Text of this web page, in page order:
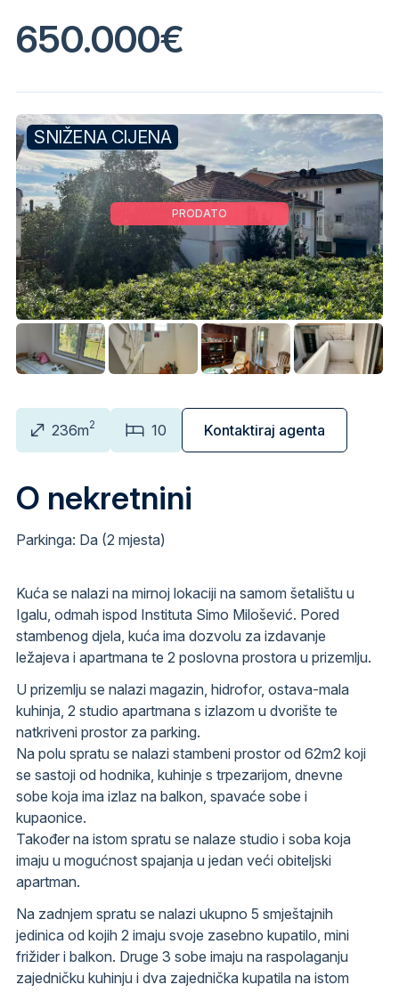
SNIŽENA CIJENA
PRODATO
650.000€
236m2 10 Kontaktiraj agenta
O nekretnini
Parkinga: Da (2 mjesta)
Kuća se nalazi na mirnoj lokaciji na samom šetalištu u
Igalu, odmah ispod Instituta Simo Milošević. Pored
stambenog djela, kuća ima dozvolu za izdavanje
ležajeva i apartmana te 2 poslovna prostora u prizemlju.
U prizemlju se nalazi magazin, hidrofor, ostava-mala
kuhinja, 2 studio apartmana s izlazom u dvorište te
natkriveni prostor za parking.
Na polu spratu se nalazi stambeni prostor od 62m2 koji
se sastoji od hodnika, kuhinje s trpezarijom, dnevne
sobe koja ima izlaz na balkon, spavaće sobe i
kupaonice.
Također na istom spratu se nalaze studio i soba koja
imaju u mogućnost spajanja u jedan veći obiteljski
apartman.
Na zadnjem spratu se nalazi ukupno 5 smještajnih
jedinica od kojih 2 imaju svoje zasebno kupatilo, mini
frižider i balkon. Druge 3 sobe imaju na raspolaganju
zajedničku kuhinju i dva zajednička kupatila na istom